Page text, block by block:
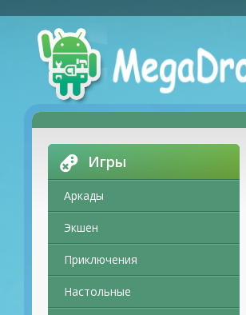
Игры
Аркады
Экшен
Приключения
Настольные